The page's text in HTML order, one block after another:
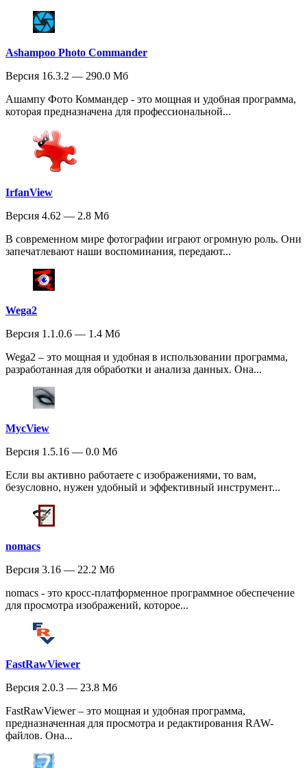
Ashampoo Photo Commander
Версия 16.3.2 — 290.0 Мб
Ашампу Фото Коммандер - это мощная и удобная программа,
которая предназначена для профессиональной...
IrfanView
Версия 4.62 — 2.8 Мб
В современном мире фотографии играют огромную роль. Они
запечатлевают наши воспоминания, передают...
Wega2
Версия 1.1.0.6 — 1.4 Мб
Wega2 – это мощная и удобная в использовании программа,
разработанная для обработки и анализа данных. Она...
MycView
Версия 1.5.16 — 0.0 Мб
Если вы активно работаете с изображениями, то вам,
безусловно, нужен удобный и эффективный инструмент...
nomacs
Версия 3.16 — 22.2 Мб
nomacs - это кросс-платформенное программное обеспечение
для просмотра изображений, которое...
FastRawViewer
Версия 2.0.3 — 23.8 Мб
FastRawViewer – это мощная и удобная программа,
предназначенная для просмотра и редактирования RAW-
файлов. Она...